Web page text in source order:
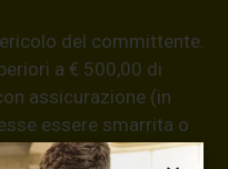
del committente.
a € 500,00 di
assicurazione (in
essere smarrita o
risarcirà l’intero